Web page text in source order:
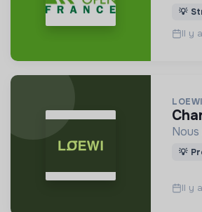
💡
Il y
💡
Il y